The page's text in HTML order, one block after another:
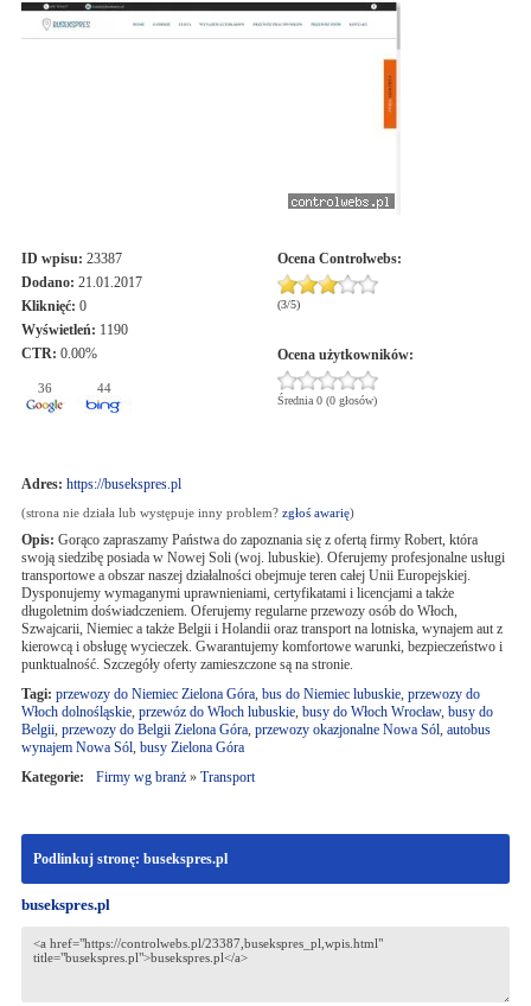
ID wpisu: 23387
Dodano: 21.01.2017
Kliknięć: 0
Wyświetleń: 1190
CTR: 0.00%
36 44
Ocena Controlwebs:
(3/5)
Ocena użytkowników:
Średnia 0 (0 głosów)
Adres: https://busekspres.pl
(strona nie działa lub występuje inny problem? zgłoś awarię)
Opis: Gorąco zapraszamy Państwa do zapoznania się z ofertą firmy Robert, która
swoją siedzibę posiada w Nowej Soli (woj. lubuskie). Oferujemy profesjonalne usługi
transportowe a obszar naszej działalności obejmuje teren całej Unii Europejskiej.
Dysponujemy wymaganymi uprawnieniami, certyfikatami i licencjami a także
długoletnim doświadczeniem. Oferujemy regularne przewozy osób do Włoch,
Szwajcarii, Niemiec a także Belgii i Holandii oraz transport na lotniska, wynajem aut z
kierowcą i obsługę wycieczek. Gwarantujemy komfortowe warunki, bezpieczeństwo i
punktualność. Szczegóły oferty zamieszczone są na stronie.
Tagi: przewozy do Niemiec Zielona Góra, bus do Niemiec lubuskie, przewozy do
Włoch dolnośląskie, przewóz do Włoch lubuskie, busy do Włoch Wrocław, busy do
Belgii, przewozy do Belgii Zielona Góra, przewozy okazjonalne Nowa Sól, autobus
wynajem Nowa Sól, busy Zielona Góra
Kategorie:
Firmy wg branż» Transport
Podlinkuj stronę: busekspres.pl
busekspres.pl